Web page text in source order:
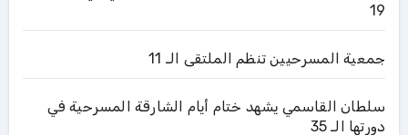
19
جمعية المسرحيين تنظم الملتقى الـ 11
سلطان القاسمي يشهد ختام أيام الشارقة المسرحية في
دورتها الـ 35